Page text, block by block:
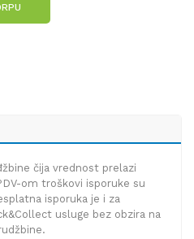
čija vrednost prelazi
om troškovi isporuke su
isporuka je i za
usluge bez obzira na